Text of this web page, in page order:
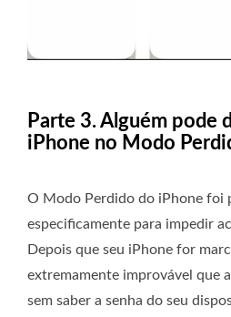
Parte 3. Alguém pode
iPhone no Modo
O Modo Perdido do iPhone foi
especificamente para impedir
Depois que seu iPhone for
extremamente improvável que
sem saber a senha do seu